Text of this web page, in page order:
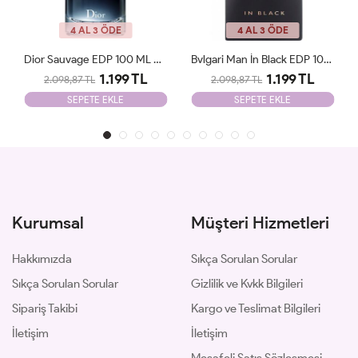
4 AL 3 ÖDE
2.098,87 TL 1.199 TL
SEPETE EKLE
4 AL 3 ÖDE
2.098,87 TL 1.199 TL
SEPETE EKLE
Kurumsal
Hakkımızda
Sıkça Sorulan Sorular
Sipariş Takibi
İletişim
Müşteri Hizmetleri
Sıkça Sorulan Sorular
Gizlilik ve Kvkk Bilgileri
Kargo ve Teslimat Bilgileri
İletişim